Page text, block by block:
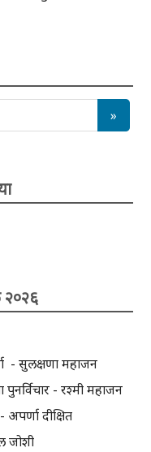
- सुलक्षणा महाजन
- रश्मी महाजन
दीक्षित
जोशी